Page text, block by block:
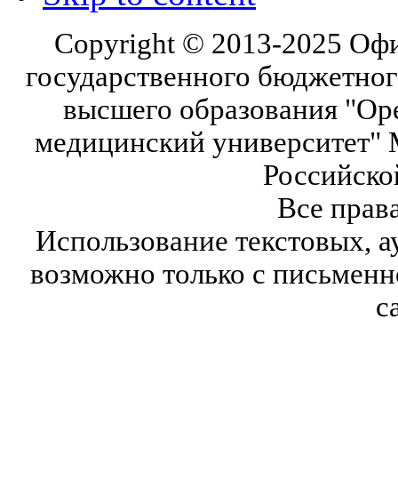
Copyright © 2013-2025
государственного
высшего образования
медицинский университет"
Все
Использование текстовых,
возможно только с